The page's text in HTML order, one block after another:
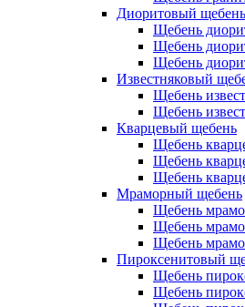
Диоритовый щебень
Щебень
Щебень
Щебень
Известняковый
Щебень
Щебень
Кварцевый щебень
Щебень
Щебень
Щебень
Мраморный щебень
Щебень
Щебень
Щебень
Пироксенитовый
Щебень
Щебень